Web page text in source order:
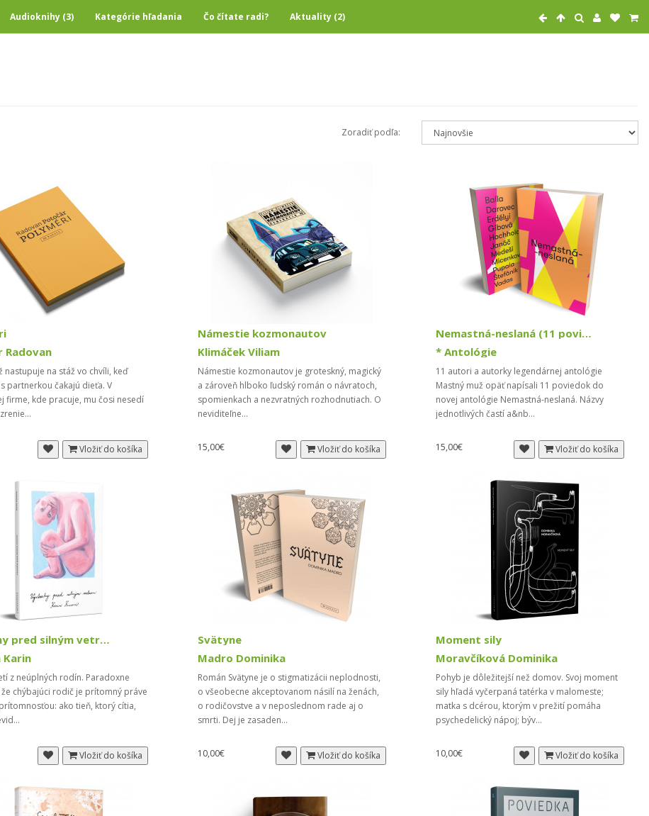
Audioknihy (3) Kategórie hľadania Čo čítate radi? Aktuality (2)
Zoradiť podľa:
Radovan
nastupuje na stáž vo chvíli, keď
partnerkou čakajú dieťa. V
firme, kde pracuje, mu čosi nesedí
Vložiť do košíka
Námestie kozmonautov
Klimáček Viliam
Námestie kozmonautov je groteskný, magický
a zároveň hlboko ľudský román o návratoch,
spomienkach a nezvratných rozhodnutiach. O
neviditeľne...
15,00€ Vložiť do košíka
Nemastná-neslaná (11 poviedok)
* Antológie
11 autori a autorky legendárnej antológie
Mastný muž opäť napísali 11 poviedok do
novej antológie Nemastná-neslaná. Názvy
jednotlivých častí a&nb...
15,00€ Vložiť do košíka
Výstrahy pred silným vetrom
Karin
z neúplných rodín. Paradoxne
chýbajúci rodič je prítomný práve
ako tieň, ktorý cítia,
Vložiť do košíka
Svätyne
Madro Dominika
Román Svätyne je o stigmatizácii neplodnosti,
o všeobecne akceptovanom násilí na ženách,
o rodičovstve a v neposlednom rade aj o
smrti. Dej je zasaden...
10,00€ Vložiť do košíka
Moment sily
Moravčíková Dominika
Pohyb je dôležitejší než domov. Svoj moment
sily hľadá vyčerpaná tatérka v malomeste;
matka s dcérou, ktorým v prežití pomáha
psychedelický nápoj; býv...
10,00€ Vložiť do košíka